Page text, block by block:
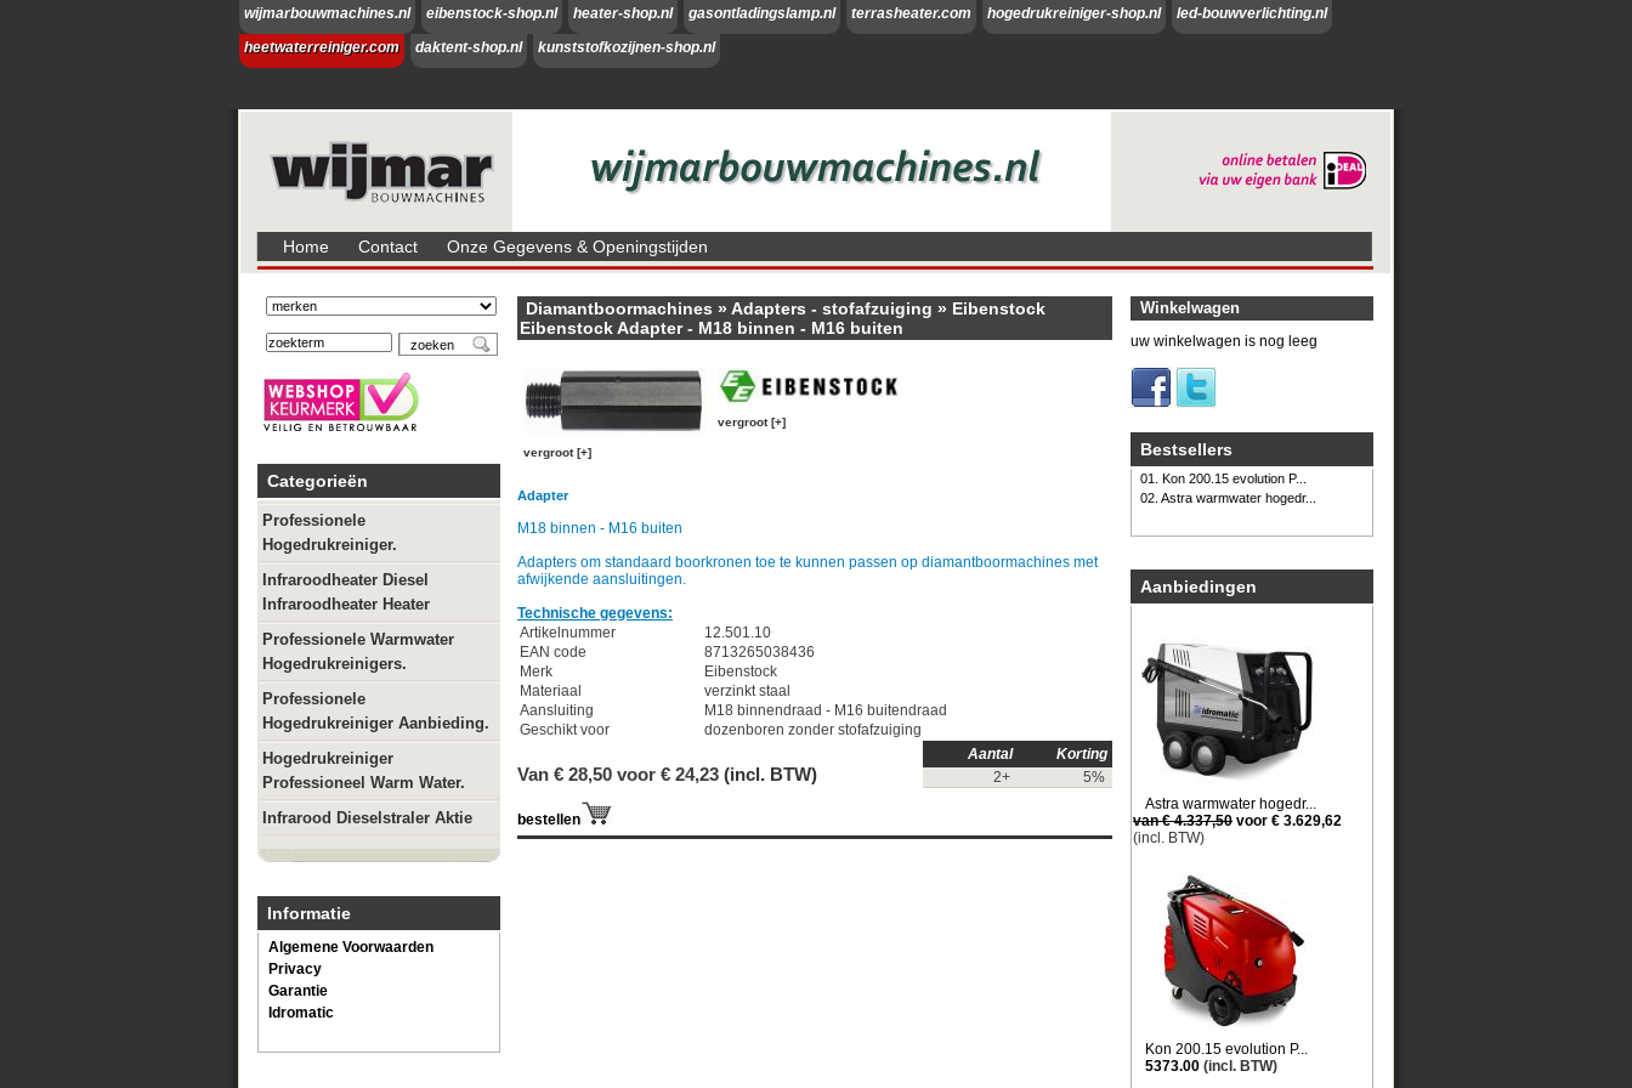
wijmarbouwmachines.nl eibenstock-shop.nl heater-shop.nl gasontladingslamp.nl terrasheater.com hogedrukreiniger-shop.nl
led-bouwverlichting.nl
heetwaterreiniger.com
daktent-shop.nl kunststofkozijnen-shop.nl
Home Contact Onze Gegevens & Openingstijden
Categorieën
Professionele
Hogedrukreiniger.
Infraroodheater Diesel
Infraroodheater Heater
Professionele Warmwater
Hogedrukreinigers.
Professionele
Hogedrukreiniger Aanbieding.
Hogedrukreiniger
Professioneel Warm Water.
Infrarood Dieselstraler Aktie
Informatie
Algemene Voorwaarden
Privacy
Garantie
Idromatic
Diamantboormachines » Adapters - stofafzuiging » Eibenstock
Eibenstock Adapter - M18 binnen - M16 buiten
vergroot [+]
vergroot [+]
Adapter
M18 binnen - M16 buiten
Adapters om standaard boorkronen toe te kunnen passen op diamantboormachines met
afwijkende aansluitingen.
Technische gegevens:
Artikelnummer
12.501.10
EAN code
8713265038436
Merk
Eibenstock
Materiaal
verzinkt staal
Aansluiting
M18 binnendraad - M16 buitendraad
Geschikt voor
dozenboren zonder stofafzuiging
Aantal
Korting
2+
5%
Van € 28,50 voor € 24,23 (incl. BTW)
bestellen
Winkelwagen
uw winkelwagen is nog leeg
Bestsellers
01. Kon 200.15 evolution P...
02. Astra warmwater hogedr...
Aanbiedingen
Astra warmwater hogedr...
van € 4.337,50 voor € 3.629,62
(incl. BTW)
Kon 200.15 evolution P...
5373.00 (incl. BTW)